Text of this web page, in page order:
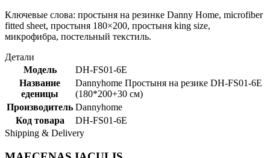
Ключевые слова: простыня на резинке Danny Home, microfiber
fitted sheet, простыня 180×200, простыня king size,
микрофибра, постельный текстиль.
Детали
Модель
DH-FS01-6E
Название
еденицы
Dannyhome Простыня на резике DH-FS01-6E
(180*200+30 см)
Производитель Dannyhome
Код товара
DH-FS01-6E
Shipping & Delivery